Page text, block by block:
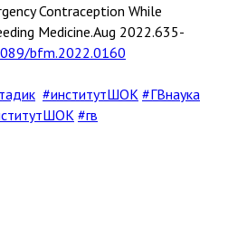
Contraception While
Medicine.Aug 2022.635-
bfm.2022.0160
#институтШОК #ГВнаука
#гв